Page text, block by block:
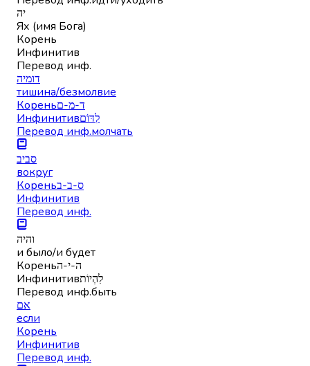
יה
Ях (имя Бога)
Корень
Инфинитив
Перевод инф.
דומיה
тишина/безмолвие
Кореньד-מ-ם
Инфинитивלִדּוֹם
Перевод инф.молчать
סביב
вокруг
Кореньס-ב-ב
Инфинитив
Перевод инф.
והיה
и было/и будет
Кореньה-י-ה
Инфинитивלִהְיוֹת
Перевод инф.быть
אם
если
Корень
Инфинитив
Перевод инф.